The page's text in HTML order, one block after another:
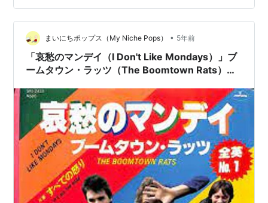
す。個人的には1回目のサビが終わったあとから2回…
まいにちポップス（My Niche Pops） • 5年前
「哀愁のマンデイ（I Don't Like Mondays）」ブ
ームタウン・ラッツ（The Boomtown Rats）